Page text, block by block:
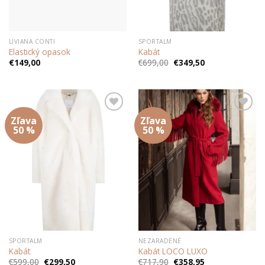
LIVIANA CONTI
Elastický opasok
€149,00
SPORTALM
Kabát
€699,00 Pôvodná
€349,50Aktuálna
Zľava
50 %
SPORTALM
Kabát
€599,00 Pôvodná
€299,50Aktuálna
Zľava
50 %
Add to
wishlist
NEZARADENÉ
Kabát LOCO LUXO
€717,90 Pôvodná
€358,95Aktuálna